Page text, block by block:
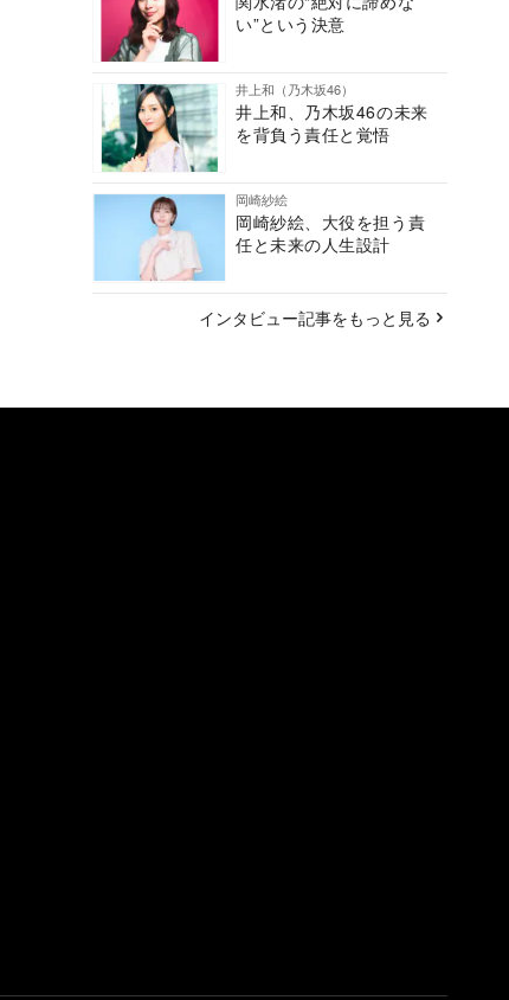
い”という決意
井上和（乃木坂46）
井上和、乃木坂46の未来
を背負う責任と覚悟
岡崎紗絵
岡崎紗絵、大役を担う責
任と未来の人生設計
インタビュー記事をもっと見る